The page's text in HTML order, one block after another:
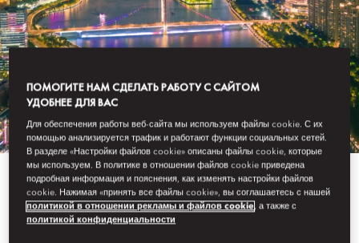
View All
ПОМОГИТЕ НАМ СДЕЛАТЬ РАБОТУ С САЙТОМ
УДОБНЕЕ ДЛЯ ВАС
Для обеспечения работы веб-сайта мы используем файлы cookie. С их
помощью анализируется трафик и работают функции социальных сетей.
В разделе «Настройки файлов cookie» описаны файлы cookie, которые
мы используем. В политике в отношении файлов cookie приведена
подробная информация и пояснения, как изменять настройки файлов
cookie. Нажимая «принять все файлы cookie», вы соглашаетесь с нашей
политикой в отношении рекламы и файлов cookie, а также с
политикой конфиденциальности